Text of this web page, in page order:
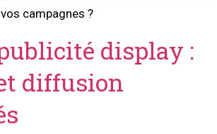
campagnes ?
display :
diffusion